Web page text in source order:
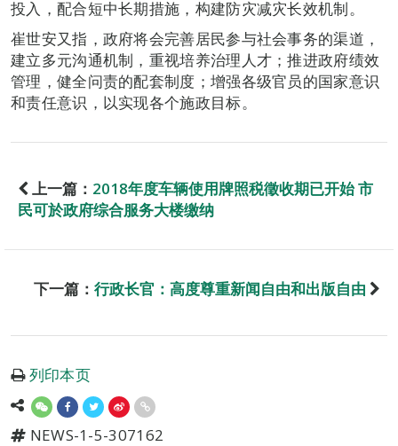
投入，配合短中长期措施，构建防灾减灾长效机制。
崔世安又指，政府将会完善居民参与社会事务的渠道，
建立多元沟通机制，重视培养治理人才；推进政府绩效
管理，健全问责的配套制度；增强各级官员的国家意识
和责任意识，以实现各个施政目标。
上一篇： 2018年度车辆使用牌照税徵收期已开始 市
民可於政府综合服务大楼缴纳
下一篇： 行政长官：高度尊重新闻自由和出版自由
列印本页
NEWS-1-5-307162